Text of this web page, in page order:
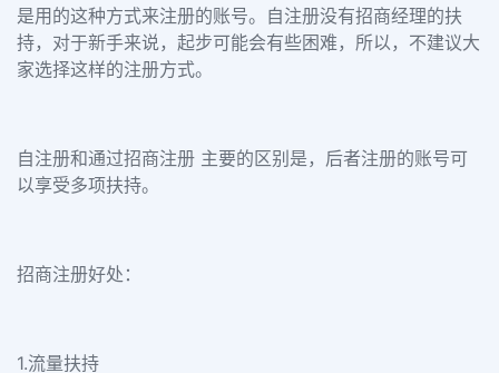
是用的这种方式来注册的账号。自注册没有招商经理的扶
持，对于新手来说，起步可能会有些困难，所以，不建议大
家选择这样的注册方式。
自注册和通过招商注册 主要的区别是，后者注册的账号可
以享受多项扶持。
招商注册好处：
1.流量扶持